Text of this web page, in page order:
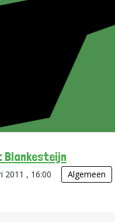
Blankesteijn
2011 , 16:00 Algemeen